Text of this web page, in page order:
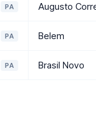
PA Augusto
PA Belem
PA Brasil Novo